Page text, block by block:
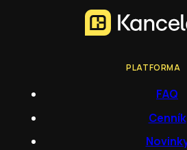
PLATFORMA
FAQ
Cenník